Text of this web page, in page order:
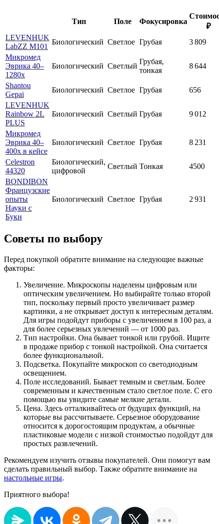
Тип Поле Фокусировка
₽
LEVENHUK
LabZZ M101
Биологический Светлое Грубая
3 809
Микромед
Эврика 40–
1280х
Биологический Светлый
Грубая,
тонкая
8 644
Shantou
Gepai
Биологический Светлое Грубая
656
LEVENHUK
Rainbow 2L
PLUS
Биологический Светлый Грубая 9 012
Микромед
Эврика 40–
400х в кейсе
Биологический Светлое Грубая 8 231
Celestron
44320
Биологический,
цифровой
Светлый Тонкая
4500
BONDIBON
Французские
опыты
Науки с
Буки
Биологический Светлое Грубая 2 931
Советы по выбору
Перед покупкой обратите внимание на следующие важные
факторы:
Увеличение. Микроскопы наделены цифровым или
оптическим увеличением. Но выбирайте только второй
тип, поскольку первый просто увеличивает размер
картинки, а не открывает доступ к интересным деталям.
Для игры подойдут приборы с увеличением в 100 раз, а
для более серьезных увлечений — от 1000 раз.
Тип настройки. Она бывает тонкой или грубой. Ищите
в продаже прибор с тонкой настройкой. Она считается
более функциональной.
Подсветка. Покупайте микроскоп со светодиодным
освещением.
Поле исследований. Бывает темным и светлым. Более
современным и качественным стало светлое поле. С его
помощью вы увидите самые мелкие детали.
Цена. Здесь отталкивайтесь от будущих функций, на
которые вы рассчитываете. Серьезное оборудование
относится к дорогостоящим продуктам, а обычные
пластиковые модели с низкой стоимостью подойдут для
простых развлечений.
Рекомендуем изучить отзывы покупателей. Они помогут вам
сделать правильный выбор. Также обратите внимание на
настольные игры.
Приятного выбора!